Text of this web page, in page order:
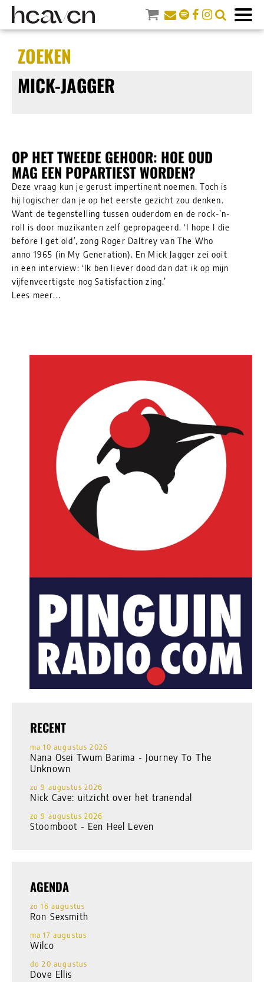
ZOEKEN
MICK-JAGGER
OP HET TWEEDE GEHOOR: HOE OUD
MAG EEN POPARTIEST WORDEN?
Deze vraag kun je gerust impertinent noemen. Toch is
hij logischer dan je op het eerste gezicht zou denken.
Want de tegenstelling tussen ouderdom en de rock-’n-
roll is door muzikanten zelf gepropageerd. ‘I hope I die
before I get old’, zong Roger Daltrey van The Who
anno 1965 (in My Generation). En Mick Jagger zei ooit
in een interview: ‘Ik ben liever dood dan dat ik op mijn
vijfenveertigste nog Satisfaction zing.’
Lees meer...
RECENT
ma 10 augustus 2026
Nana Osei Twum Barima - Journey To The
Unknown
zo 9 augustus 2026
Nick Cave: uitzicht over het tranendal
zo 9 augustus 2026
Stoomboot - Een Heel Leven
AGENDA
zo 16 augustus
Ron Sexsmith
ma 17 augustus
Wilco
do 20 augustus
Dove Ellis